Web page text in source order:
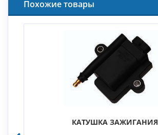
Похожие товары
КАТУШКА ЗАЖИГАНИЯ